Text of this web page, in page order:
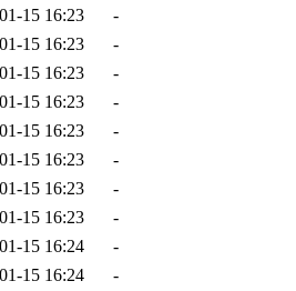
15 16:23
-
15 16:23
-
15 16:23
-
15 16:23
-
15 16:23
-
15 16:23
-
15 16:23
-
15 16:23
-
15 16:24
-
15 16:24
-